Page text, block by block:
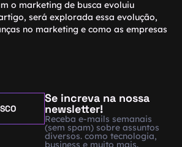
o marketing de busca evoluiu
será explorada essa evolução,
no marketing e como as empresas
Se increva na nossa
newsletter!
Receba e-mails semanais
(sem spam) sobre assuntos
diversos. como tecnologia,
business e muito mais.